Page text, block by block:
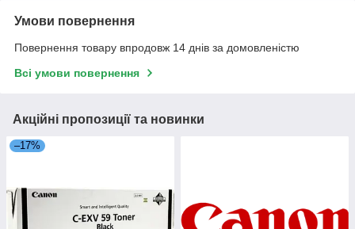
Умови повернення
Повернення товару впродовж 14 днів за домовленістю
Всі умови повернення
Акційні пропозиції та новинки
–17%